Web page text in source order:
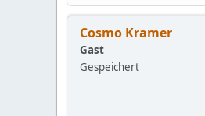
Cosmo Kramer
Gast
Gespeichert